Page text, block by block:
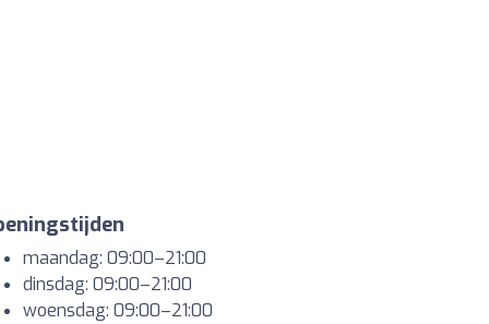
maandag: 09:00–21:00
dinsdag: 09:00–21:00
woensdag: 09:00–21:00